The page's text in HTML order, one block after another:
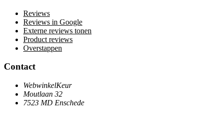
Reviews
Reviews in Google
Externe reviews tonen
Product reviews
Overstappen
Contact
WebwinkelKeur
Moutlaan 32
7523 MD Enschede